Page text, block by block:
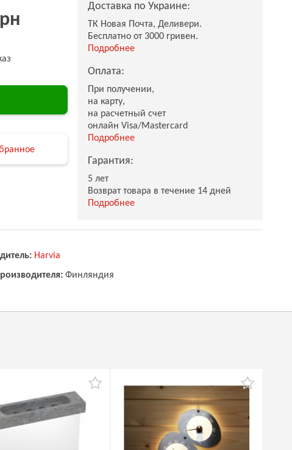
Доставка по Украине:
ТК Новая Почта, Деливери.
Бесплатно от 3000 гривен.
Подробнее
Оплата:
При получении,
на карту,
на расчетный счет
онлайн Visa/Mastercard
Подробнее
Гарантия:
5 лет
Возврат товара в течение 14 дней
Подробнее
Harvia
Финляндия